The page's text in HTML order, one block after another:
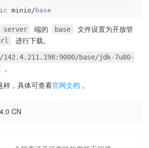
minio/ base
server 端的 base
文件设置为开放管
进行下载。
base/jdk-7u80-
。
样，具体可查看官网文档 。
CN